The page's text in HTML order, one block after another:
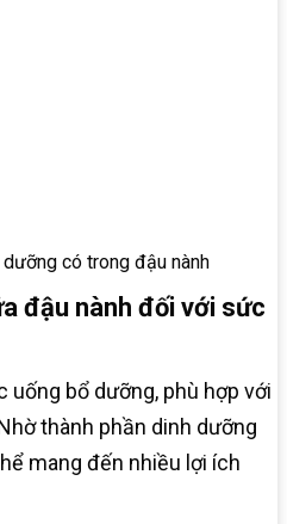
có trong đậu nành
đậu nành đối với sức
uống bổ dưỡng, phù hợp với
thành phần dinh dưỡng
mang đến nhiều lợi ích